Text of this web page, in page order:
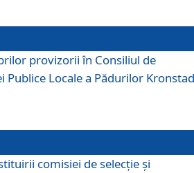
provizorii în Consiliul de
Publice Locale a Pădurilor
comisiei de selecție și